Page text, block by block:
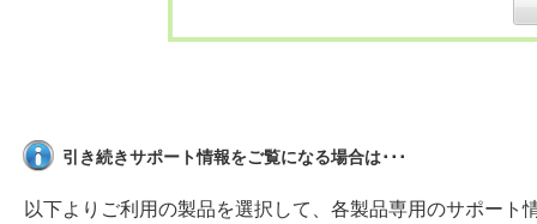
引き続きサポート情報をご覧になる場合は･･･
以下よりご利用の製品を選択して、各製品専用のサポート